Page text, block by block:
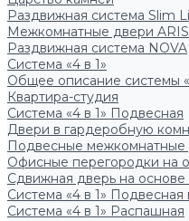
Раздвижная система Slim
Межкомнатные двери
Раздвижная система NOVA
Система «4 в 1»
Общее описание системы
Квартира-студия
Система «4 в 1» Подвесная
Двери в гардеробную
Подвесные межкомнатные
Офисные перегородки на
Сдвижная дверь на основе
Система «4 в 1»
Система «4 в 1» Распашная